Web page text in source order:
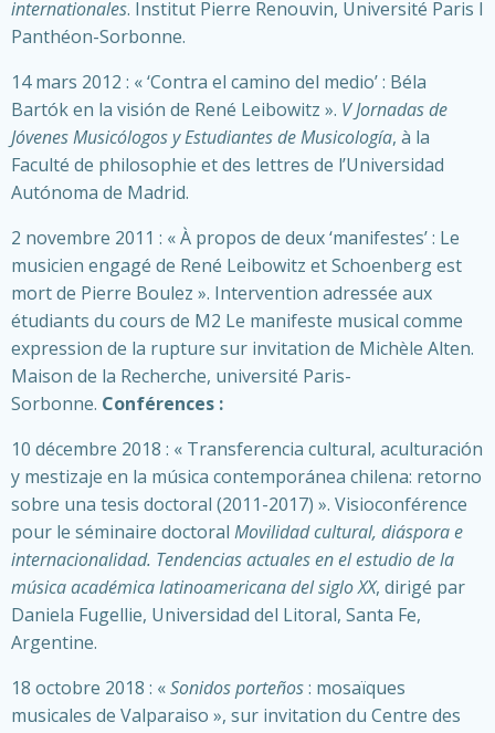
internationales. Institut Pierre Renouvin, Université Paris I
Panthéon-Sorbonne.
14 mars 2012 : « ‘Contra el camino del medio’ : Béla
Bartók en la visión de René Leibowitz ». V Jornadas de
Jóvenes Musicólogos y Estudiantes de Musicología, à la
Faculté de philosophie et des lettres de l’Universidad
Autónoma de Madrid.
2 novembre 2011 : « À propos de deux ‘manifestes’ : Le
musicien engagé de René Leibowitz et Schoenberg est
mort de Pierre Boulez ». Intervention adressée aux
étudiants du cours de M2 Le manifeste musical comme
expression de la rupture sur invitation de Michèle Alten.
Maison de la Recherche, université Paris-
Sorbonne. Conférences :
10 décembre 2018 : « Transferencia cultural, aculturación
y mestizaje en la música contemporánea chilena: retorno
sobre una tesis doctoral (2011-2017) ». Visioconférence
pour le séminaire doctoral Movilidad cultural, diáspora e
internacionalidad. Tendencias actuales en el estudio de la
música académica latinoamericana del siglo XX, dirigé par
Daniela Fugellie, Universidad del Litoral, Santa Fe,
Argentine.
18 octobre 2018 : «Sonidos porteños: mosaïques
musicales de Valparaiso », sur invitation du Centre des